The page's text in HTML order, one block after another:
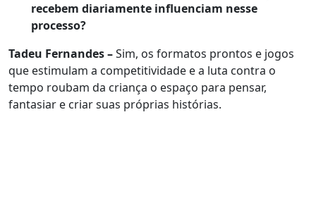
recebem diariamente influenciam nesse
processo?
Tadeu Fernandes –Sim, os formatos prontos e jogos
que estimulam a competitividade e a luta contra o
tempo roubam da criança o espaço para pensar,
fantasiar e criar suas próprias histórias.